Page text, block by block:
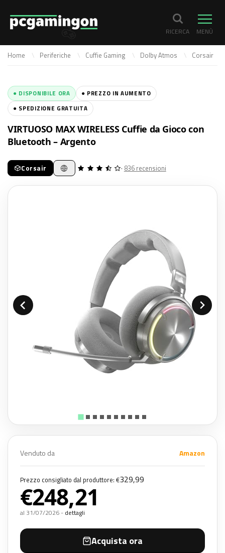
RICERCA MENÙ
Home Periferiche Cuffie Gaming Dolby Atmos Corsair
● DISPONIBILE ORA
● PREZZO IN AUMENTO
● SPEDIZIONE GRATUITA
VIRTUOSO MAX WIRELESS Cuffie da Gioco con
Bluetooth – Argento
Corsair · 836 recensioni
Venduto da Amazon
Prezzo consigliato dal produttore: €329,99
€248,21
al 31/07/2026 - dettagli
Acquista ora